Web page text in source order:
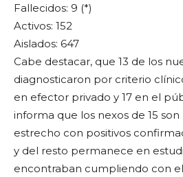
Fallecidos: 9 (*)
Activos: 152
Aislados: 647
Cabe destacar, que 13 de los
diagnosticaron por criterio
en efector privado y 17 en el
informa que los nexos de 15
estrecho con positivos
y del resto permanece en
encontraban cumpliendo con